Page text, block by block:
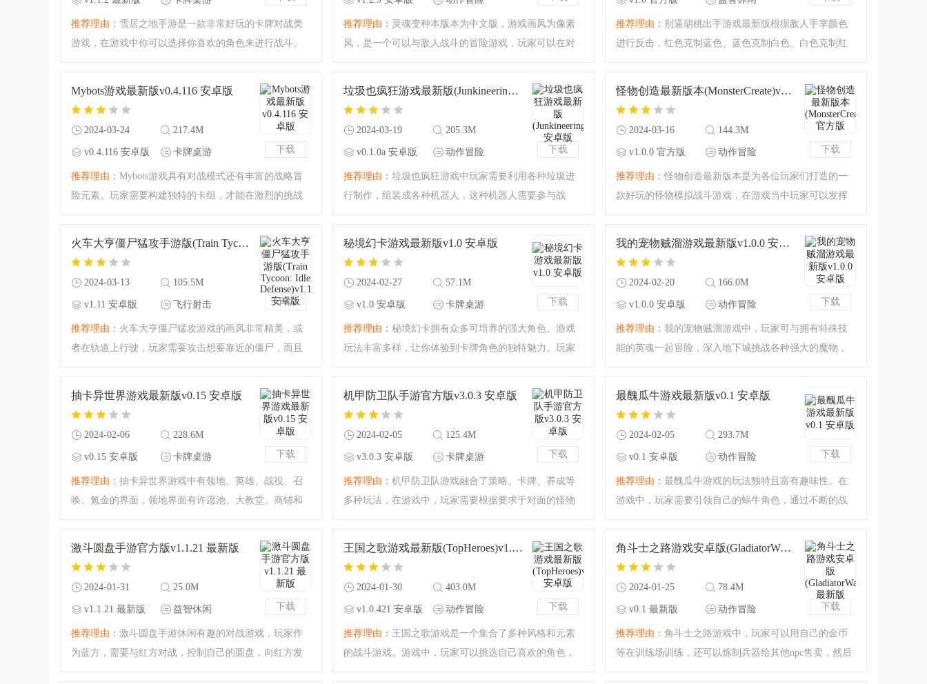
推荐理由： 雪居之地手游是一款非常好玩的卡牌对战类
游戏，在游戏中你可以选择你喜欢的角色来进行战斗。
一样，你需要合理运用这些卡牌来战胜对手，玩起来十
推荐理由： 灵魂变种本版本为中文版，游戏画风为像素
风，是一个可以与敌人战斗的冒险游戏，玩家可以在对
每个关卡都有不同的场景，需要运用各种技能组合来应
推荐理由： 别逼胡桃出手游戏最新版根据敌人手掌颜色
进行反击，红色克制蓝色、蓝色克制白色、白色克制红
能，玩家只需根据敌方的出手的颜色，快速做出反应，
下载
Mybots游戏最新版v0.4.116 安卓版
2024-03-24 217.4M
v0.4.116 安卓版 卡牌桌游
推荐理由： Mybots游戏具有对战模式还有丰富的战略冒
险元素。玩家需要构建独特的卡组，才能在激烈的挑战
键，而拥有独特能力的卡组将在战场上助你一臂之力。
下载
垃圾也疯狂游戏最新版(Junkineering)v0.1.0а 安卓版
2024-03-19 205.3M
v0.1.0а 安卓版 动作冒险
推荐理由： 垃圾也疯狂游戏中玩家需要利用各种垃圾进
行制作，组装成各种机器人，这种机器人需要参与战
下载
怪物创造最新版本(MonsterCreate)v1.0.0 官方版
2024-03-16 144.3M
v1.0.0 官方版 动作冒险
推荐理由：怪物创造最新版本是为各位玩家们打造的一
款好玩的怪物模拟战斗游戏，在游戏当中玩家可以发挥
技能和性能，在竞技场上其他的怪物们进行战斗，感兴
下载
火车大亨僵尸猛攻手游版(Train Tycoon: Idle Defense)v1.11 安卓版
2024-03-13 105.5M
v1.11 安卓版 飞行射击
推荐理由： 火车大亨僵尸猛攻游戏的画风非常精美，或
者在轨道上行驶，玩家需要攻击想要靠近的僵尸，而且
丽的场景，玩家需要发射技能打败僵尸，不然它们便会
下载
秘境幻卡游戏最新版v1.0 安卓版
2024-02-27 57.1M
v1.0 安卓版 卡牌桌游
推荐理由： 秘境幻卡拥有众多可培养的强大角色。游戏
玩法丰富多样，让你体验到卡牌角色的独特魅力。玩家
代表了一个独特的生物、法术或神器，它们各自拥有独
下载
我的宠物贼溜游戏最新版v1.0.0 安卓版
2024-02-20 166.0M
v1.0.0 安卓版 动作冒险
推荐理由： 我的宠物贼溜游戏中，玩家可与拥有特殊技
能的英魂一起冒险，深入地下城挑战各种强大的魔物，
下载
抽卡异世界游戏最新版v0.15 安卓版
2024-02-06 228.6M
v0.15 安卓版 卡牌桌游
推荐理由： 抽卡异世界游戏中有领地、英雄、战役、召
唤、氪金的界面，领地界面有许愿池、大教堂、商铺和
英雄界面即为玩家抽卡得到的英雄，还有各种图鉴，精
下载
机甲防卫队手游官方版v3.0.3 安卓版
2024-02-05 125.4M
v3.0.3 安卓版 卡牌桌游
推荐理由： 机甲防卫队游戏融合了策略、卡牌、养成等
多种玩法，在游戏中，玩家需要根据要求于对面的怪物
能，玩家需要在合适的时候选择卡牌进行战斗和进攻，
下载
最醜瓜牛游戏最新版v0.1 安卓版
2024-02-05 293.7M
v0.1 安卓版 动作冒险
推荐理由： 最醜瓜牛游戏的玩法独特且富有趣味性。在
游戏中，玩家需要引领自己的蜗牛角色，通过不断的战
袭，最终成为蜗牛界的顶尖大神。游戏中有琳琅满目的
下载
激斗圆盘手游官方版v1.1.21 最新版
2024-01-31 25.0M
v1.1.21 最新版 益智休闲
推荐理由： 激斗圆盘手游休闲有趣的对战游戏，玩家作
为蓝方，需要与红方对战，控制自己的圆盘，向红方发
下载
王国之歌游戏最新版(TopHeroes)v1.0.421 安卓版
2024-01-30 403.0M
v1.0.421 安卓版 动作冒险
推荐理由： 王国之歌游戏是一个集合了多种风格和元素
的战斗游戏。游戏中，玩家可以挑选自己喜欢的角色，
下载
角斗士之路游戏安卓版(GladiatorWay)v0.1 最新版
2024-01-25 78.4M
v0.1 最新版 动作冒险
推荐理由： 角斗士之路游戏中，玩家可以用自己的金币
等在训练场训练，还可以炼制兵器给其他npc售卖，然后